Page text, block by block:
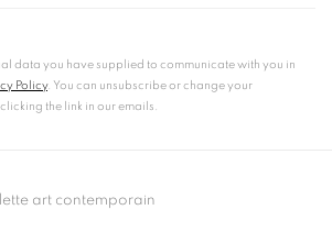
data you have supplied to communicate with you in
Policy. You can unsubscribe or change your
the link in our emails.
art contemporain